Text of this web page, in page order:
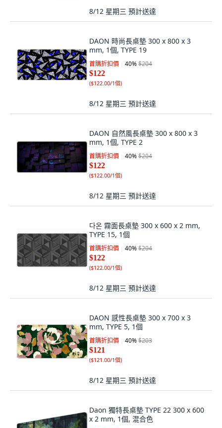
8/12 星期三 預計送達
DAON 時尚長桌墊 300 x 800 x 3
mm, 1個, TYPE 19
首購折扣價 40%$204
$122
($122.00/1個)
8/12 星期三 預計送達
DAON 自然風長桌墊 300 x 800 x 3
mm, 1個, TYPE 2
首購折扣價 40%$204
$122
($122.00/1個)
8/12 星期三 預計送達
다온 霧面長桌墊 300 x 600 x 2 mm,
TYPE 15, 1個
首購折扣價 40%$204
$122
($122.00/1個)
8/12 星期三 預計送達
DAON 感性長桌墊 300 x 700 x 3
mm, TYPE 5, 1個
首購折扣價 40%$203
$121
($121.00/1個)
8/12 星期三 預計送達
Daon 獨特長桌墊 TYPE 22 300 x 600
x 2 mm, 1個, 混合色